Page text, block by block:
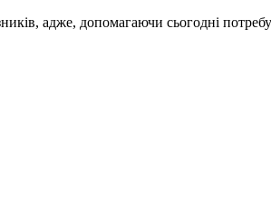
адже, допомагаючи сьогодні